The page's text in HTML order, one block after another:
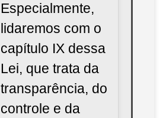
Especialmente,
lidaremos com o
capítulo IX dessa
Lei, que trata da
transparência, do
controle e da